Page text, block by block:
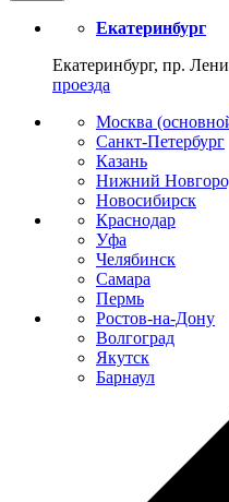
Екатеринбург
Екатеринбург, пр.
проезда
Москва
Санкт-Петербург
Казань
Нижний
Новосибирск
Краснодар
Уфа
Челябинск
Самара
Пермь
Ростов-на-Дону
Волгоград
Якутск
Барнаул